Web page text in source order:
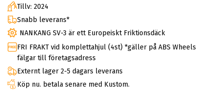
Tillv: 2024
Snabb leverans*
NANKANG SV-3 är ett Europeiskt Friktionsdäck
FRI FRAKT vid komplettahjul (4st) *gäller på ABS Wheels
fälgar till företagsadress
Externt lager 2-5 dagars leverans
Köp nu. betala senare med Kustom.